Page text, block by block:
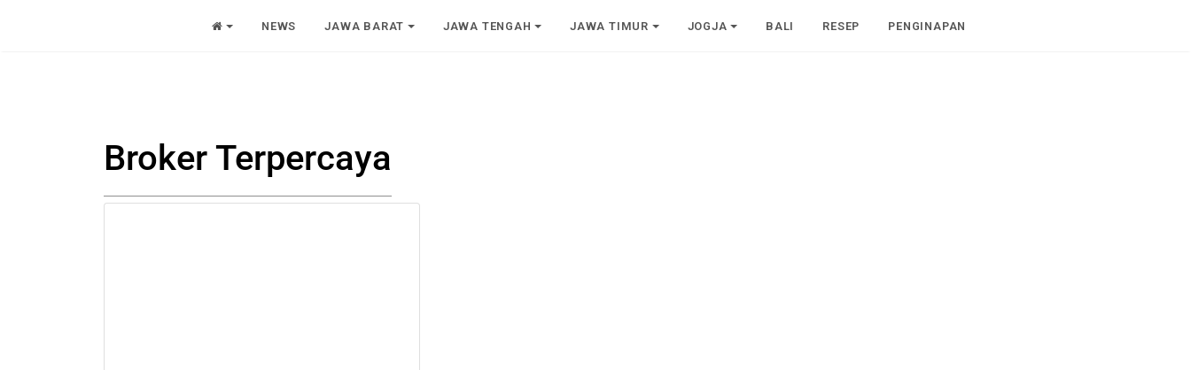
NEWS JAWA BARAT JAWA TENGAH JAWA TIMUR JOGJA BALI RESEP PENGINAPAN
Broker Terpercaya